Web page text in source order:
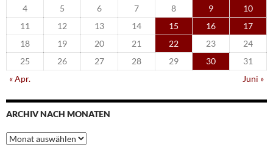
4
5 6 7 8 9
10
11
12 13 14 15 16
17
18
19 20 21 22 23
24
25
26 27 28 29 30
31
« Apr.
Juni »
ARCHIV NACH MONATEN
Archiv